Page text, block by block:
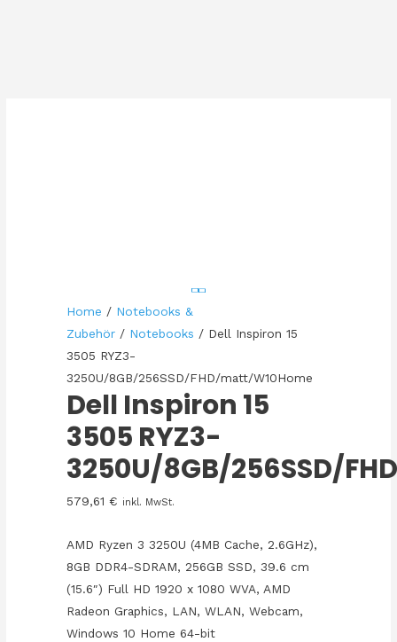
Home / Notebooks &
Zubehör / Notebooks / Dell Inspiron 15
3505 RYZ3-
3250U/8GB/256SSD/FHD/matt/W10Home
Dell Inspiron 15
3505 RYZ3-
3250U/8GB/256SSD/
579,61€ inkl. MwSt.
AMD Ryzen 3 3250U (4MB Cache, 2.6GHz),
8GB DDR4-SDRAM, 256GB SSD, 39.6 cm
(15.6″) Full HD 1920 x 1080 WVA, AMD
Radeon Graphics, LAN, WLAN, Webcam,
Windows 10 Home 64-bit